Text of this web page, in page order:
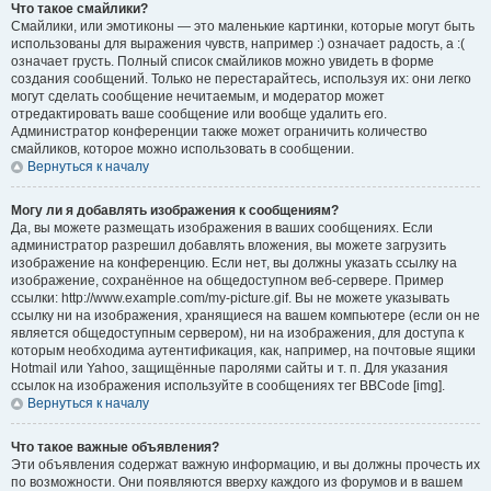
Что такое смайлики?
Смайлики, или эмотиконы — это маленькие картинки, которые могут быть
использованы для выражения чувств, например :) означает радость, а :(
означает грусть. Полный список смайликов можно увидеть в форме
создания сообщений. Только не перестарайтесь, используя их: они легко
могут сделать сообщение нечитаемым, и модератор может
отредактировать ваше сообщение или вообще удалить его.
Администратор конференции также может ограничить количество
смайликов, которое можно использовать в сообщении.
Вернуться к началу
Могу ли я добавлять изображения к сообщениям?
Да, вы можете размещать изображения в ваших сообщениях. Если
администратор разрешил добавлять вложения, вы можете загрузить
изображение на конференцию. Если нет, вы должны указать ссылку на
изображение, сохранённое на общедоступном веб-сервере. Пример
ссылки: http://www.example.com/my-picture.gif. Вы не можете указывать
ссылку ни на изображения, хранящиеся на вашем компьютере (если он не
является общедоступным сервером), ни на изображения, для доступа к
которым необходима аутентификация, как, например, на почтовые ящики
Hotmail или Yahoo, защищённые паролями сайты и т. п. Для указания
ссылок на изображения используйте в сообщениях тег BBCode [img].
Вернуться к началу
Что такое важные объявления?
Эти объявления содержат важную информацию, и вы должны прочесть их
по возможности. Они появляются вверху каждого из форумов и в вашем